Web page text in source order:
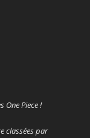
One Piece !
classées par